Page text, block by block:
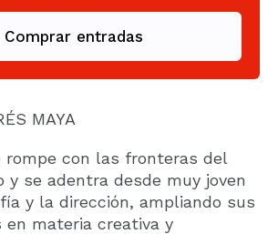
Comprar entradas
MAYA
rompe con las fronteras del
y se adentra desde muy joven
y la dirección, ampliando sus
en materia creativa y